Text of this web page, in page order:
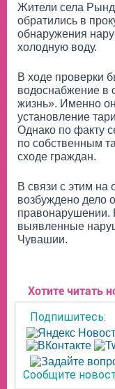
Жители села
обратились в
обнаружения
холодную воду.
В ходе проверки
водоснабжение в
жизнь». Именно
установление
Однако по факту
по собственным
сходе граждан.
В связи с этим на
возбуждено дело
правонарушении.
выявленные
Чувашии.
Хотите читать
Подпишитесь:
Сообщите